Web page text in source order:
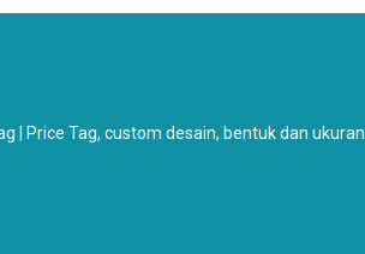
| Price Tag, custom desain, bentuk dan ukuran.